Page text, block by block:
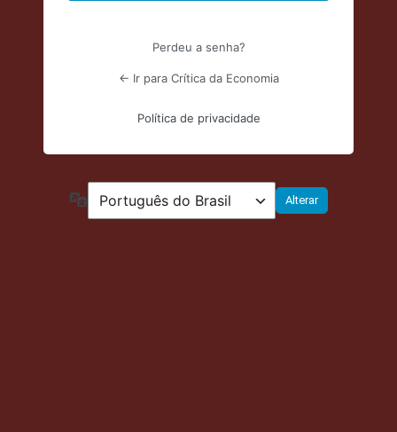
Perdeu a senha?
← Ir para Crítica da Economia
Política de privacidade
Idioma